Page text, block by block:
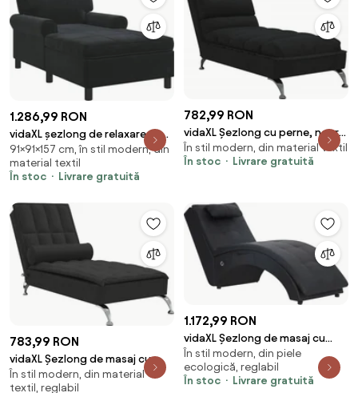
1.286,99 RON
vidaXL șezlong de relaxare cu
pernă Negru 91 x 157 x 91 cm
Catifea
91×91×157 cm, în stil modern, din
material textil
În stoc
Livrare gratuită
782,99 RON
vidaXL Șezlong cu perne, negru,
material textil
În stil modern, din material textil
În stoc
Livrare gratuită
783,99 RON
vidaXL Șezlong de masaj cu
sprijin, negru, material textil
În stil modern, din material
textil, reglabil
1.172,99 RON
vidaXL Șezlong de masaj cu
pernă, negru, piele artificială
În stil modern, din piele
ecologică, reglabil
În stoc
Livrare gratuită